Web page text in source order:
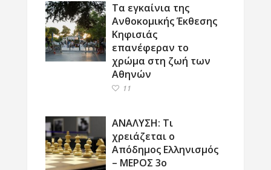
Τα εγκαίνια της
Ανθοκομικής Έκθεσης
Κηφισιάς
επανέφεραν το
χρώμα στη ζωή των
Αθηνών
11
ΑΝΑΛΥΣΗ: Τι
χρειάζεται ο
Απόδημος Ελληνισμός
– ΜΕΡΟΣ 3ο